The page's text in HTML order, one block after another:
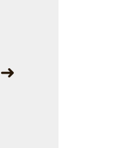
➜map.drawer.next